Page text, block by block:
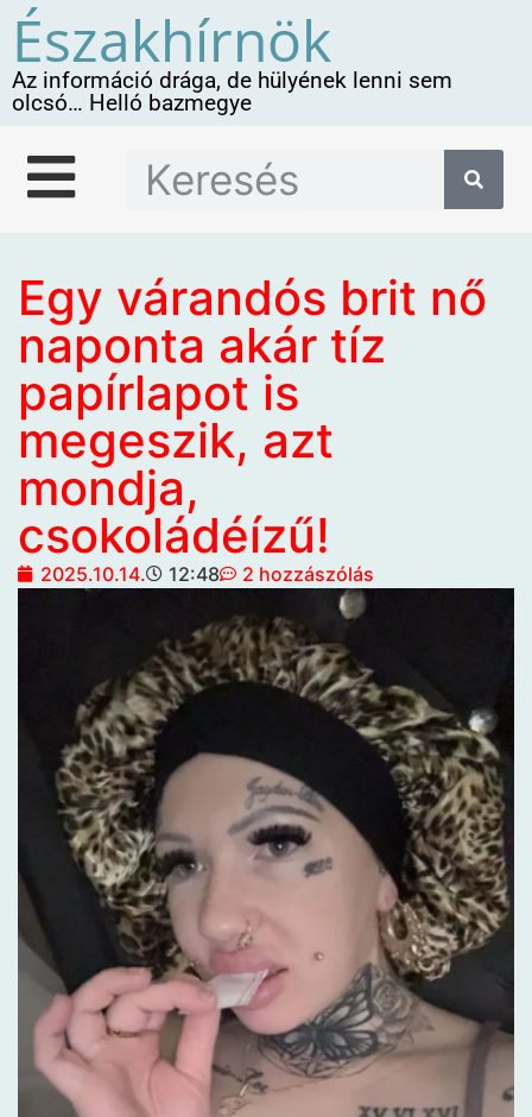
Északhírnök
Az információ drága, de hülyének lenni sem
olcsó… Helló bazmegye
Egy várandós brit nő
naponta akár tíz
papírlapot is
megeszik, azt
mondja,
csokoládéízű!
2025.10.14. 12:48 2 hozzászólás